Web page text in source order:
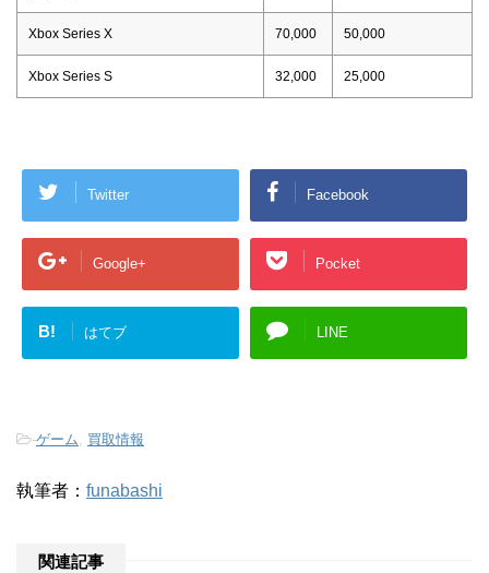
Xbox Series X 70,000 50,000
Xbox Series S 32,000 25,000
Twitter Facebook
Google+ Pocket
B! はてブ LINE
-ゲーム 買取情報
執筆者： funabashi
関連記事